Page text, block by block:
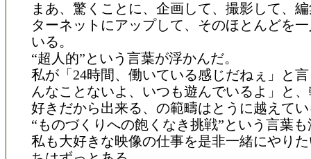
まあ、驚くことに、企画して、撮影して、
ターネットにアップして、そのほとんどを
いる。
“超人的”という言葉が浮かんだ。
私が「24時間、働いている感じだねぇ」と
んなことないよ、いつも遊んでいるよ」と
好きだから出来る、の範疇はとうに越えて
“ものづくりへの飽くなき挑戦”という言葉
私も大好きな映像の仕事を是非一緒にやり